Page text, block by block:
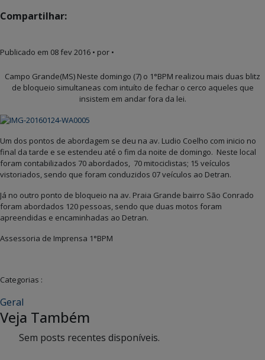
Compartilhar:
Publicado em 08 fev 2016 • por •
Campo Grande(MS) Neste domingo (7) o 1°BPM realizou mais duas blitz
de bloqueio simultaneas com intuíto de fechar o cerco aqueles que
insistem em andar fora da lei.
Um dos pontos de abordagem se deu na av. Ludio Coelho com inicio no
final da tarde e se estendeu até o fim da noite de domingo. Neste local
foram contabilizados 70 abordados, 70 mitociclistas; 15 veículos
vistoriados, sendo que foram conduzidos 07 veículos ao Detran.
Já no outro ponto de bloqueio na av. Praia Grande bairro São Conrado
foram abordados 120 pessoas, sendo que duas motos foram
apreendidas e encaminhadas ao Detran.
Assessoria de Imprensa 1°BPM
Categorias :
Geral
Veja Também
Sem posts recentes disponíveis.